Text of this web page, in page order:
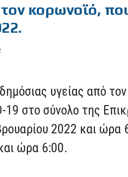
κορωνοϊό,
υγείας από
στο σύνολο της
2022 και ώρα
ώρα 6:00.